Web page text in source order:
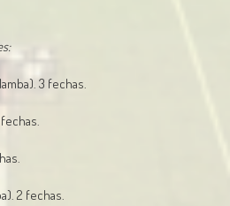
3 fechas.
2 fechas.